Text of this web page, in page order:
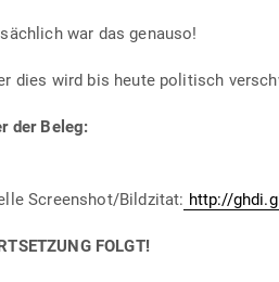
war das genauso!
dies wird bis heute poli­tisch
der Beleg:
Screenshot/Bildzitat: http://
FOLGT!